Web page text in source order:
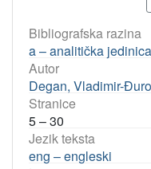
Bibliografska razina
a – analitička
Autor
Degan, Vladimir-Đuro
Stranice
5 – 30
Jezik teksta
eng – engleski